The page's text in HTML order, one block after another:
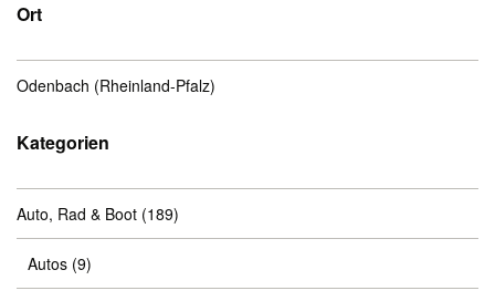
Anzeige aufgeben
Ort
Odenbach (Rheinland-Pfalz)
Kategorien
Auto, Rad & Boot (189)
Autos (9)